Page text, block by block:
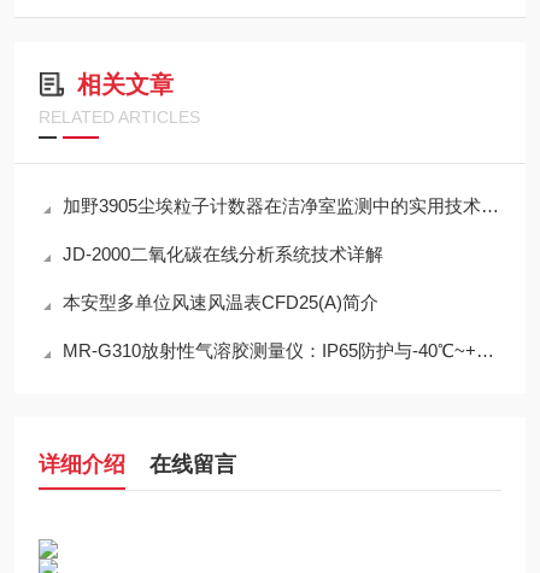
相关文章
RELATED ARTICLES
加野3905尘埃粒子计数器在洁净室监测中的实用技术解析
JD-2000二氧化碳在线分析系统技术详解
本安型多单位风速风温表CFD25(A)简介
MR-G310放射性气溶胶测量仪：IP65防护与-40℃~+50℃宽温工作能力
详细介绍 在线留言